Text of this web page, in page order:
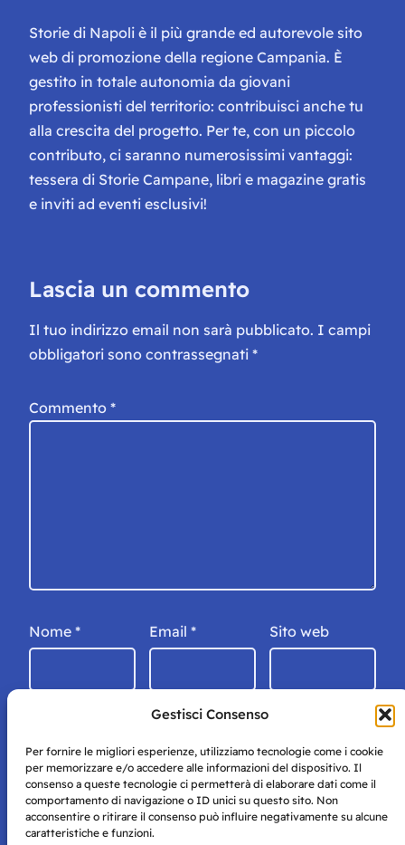
Gestisci Consenso
Per fornire le migliori esperienze, utilizziamo tecnologie come i cookie
per memorizzare e/o accedere alle informazioni del dispositivo. Il
consenso a queste tecnologie ci permetterà di elaborare dati come il
comportamento di navigazione o ID unici su questo sito. Non
acconsentire o ritirare il consenso può influire negativamente su alcune
caratteristiche e funzioni.
Storie di Napoli è il più grande ed autorevole sito
web di promozione della regione Campania. È
gestito in totale autonomia da giovani
professionisti del territorio: contribuisci anche tu
alla crescita del progetto. Per te, con un piccolo
contributo, ci saranno numerosissimi vantaggi:
tessera di Storie Campane, libri e magazine gratis
e inviti ad eventi esclusivi!
Lascia un commento
Il tuo indirizzo email non sarà pubblicato. I campi
obbligatori sono contrassegnati *
Commento *
Nome * Email * Sito web